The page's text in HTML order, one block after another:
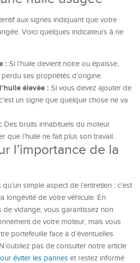
aux signes indiquant que votre
Voici quelques indicateurs à ne
: Si l’huile devient noire ou épaisse,
ses propriétés d’origine.
élevée : Si vous devez ajouter de
un signe que quelque chose ne va
Des bruits inhabituels du moteur
que l’huile ne fait plus son travail.
l’importance de la
simple aspect de l’entretien : c’est
longévité de votre véhicule. En
de vidange, vous garantissez non
de votre moteur, mais vous
portefeuille face à d’éventuelles
pas de consulter notre article
éviter les pannes et restez informé